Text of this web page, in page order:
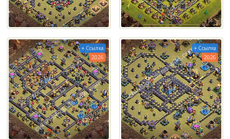
+ Ссылка
2026
+ Ссылка
2026